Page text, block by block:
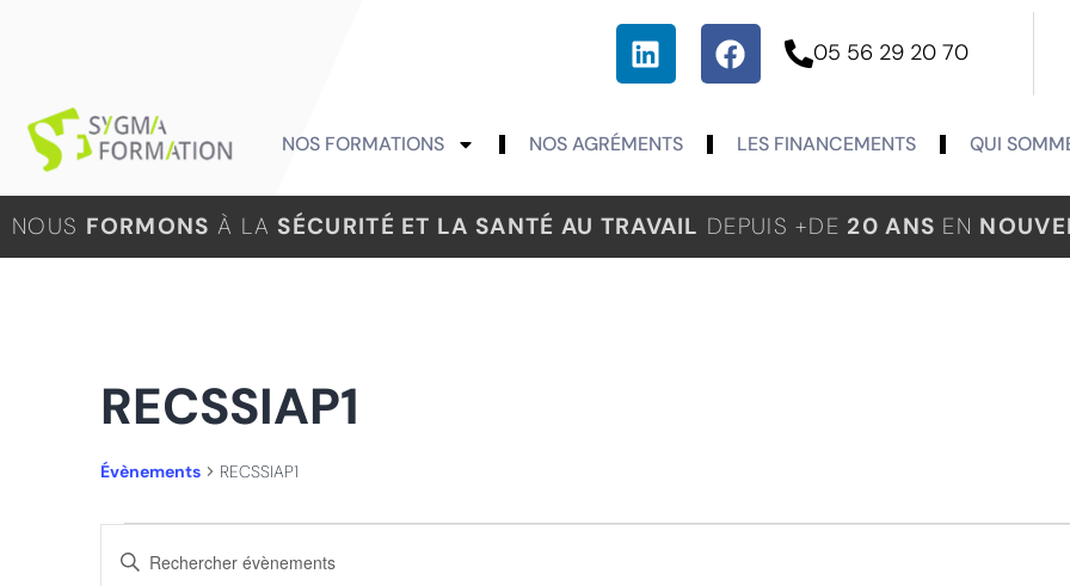
05 56 29 20 70
NOS FORMATIONS NOS AGRÉMENTS LES FINANCEMENTS QUI
NOUS FORMONS À LA SÉCURITÉ ET LA SANTÉ AU TRAVAIL DEPUIS +DE 20 ANS EN
RECSSIAP1
Évènements RECSSIAP1
ET
Saisir